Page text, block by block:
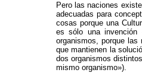
Pero las naciones
adecuadas para
cosas porque una
es sólo una invención
organismos, porque las
que mantienen la
dos organismos
mismo organismo»).